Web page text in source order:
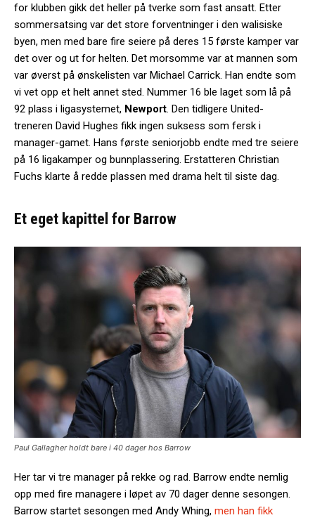
for klubben gikk det heller på tverke som fast ansatt. Etter
sommersatsing var det store forventninger i den walisiske
byen, men med bare fire seiere på deres 15 første kamper var
det over og ut for helten. Det morsomme var at mannen som
var øverst på ønskelisten var Michael Carrick. Han endte som
vi vet opp et helt annet sted. Nummer 16 ble laget som lå på
92 plass i ligasystemet, Newport. Den tidligere United-
treneren David Hughes fikk ingen suksess som fersk i
manager-gamet. Hans første seniorjobb endte med tre seiere
på 16 ligakamper og bunnplassering. Erstatteren Christian
Fuchs klarte å redde plassen med drama helt til siste dag.
Et eget kapittel for Barrow
Paul Gallagher holdt bare i 40 dager hos Barrow
Her tar vi tre manager på rekke og rad. Barrow endte nemlig
opp med fire managere i løpet av 70 dager denne sesongen.
Barrow startet sesongen med Andy Whing, men han fikk